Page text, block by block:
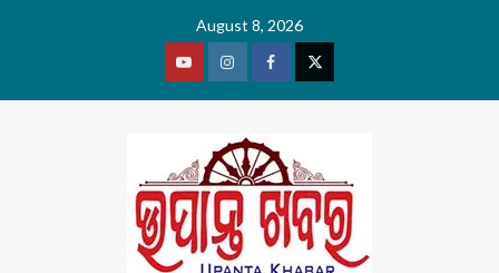
August 8, 2026
YoutubeVimeoFacebookTwitter